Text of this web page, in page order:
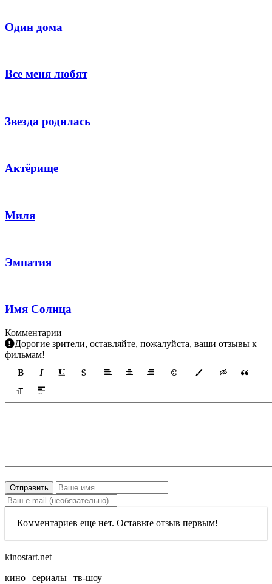
Один дома
Все меня любят
Звезда родилась
Актёрище
Миля
Эмпатия
Имя Солнца
Комментарии
Дорогие зрители, оставляйте, пожалуйста, ваши отзывы к
фильмам!
Отправить
Комментариев еще нет. Оставьте отзыв первым!
kinostart.net
кино | сериалы | тв-шоу